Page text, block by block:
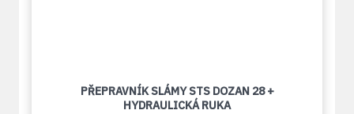
PŘEPRAVNÍK SLÁMY STS DOZAN 28 +
HYDRAULICKÁ RUKA